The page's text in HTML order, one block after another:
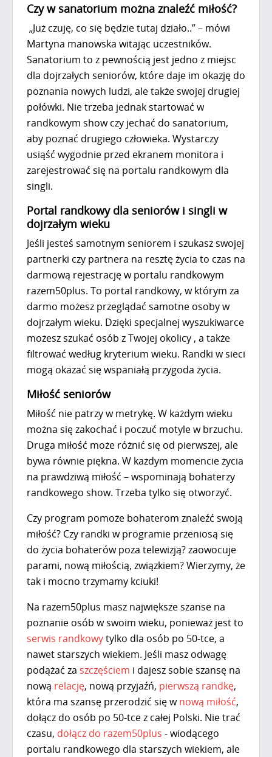
Czy w sanatorium można znaleźć miłość?
„Już czuję, co się będzie tutaj działo..” – mówi
Martyna manowska witając uczestników.
Sanatorium to z pewnością jest jedno z miejsc
dla dojrzałych seniorów, które daje im okazję do
poznania nowych ludzi, ale także swojej drugiej
połówki. Nie trzeba jednak startować w
randkowym show czy jechać do sanatorium,
aby poznać drugiego człowieka. Wystarczy
usiąść wygodnie przed ekranem monitora i
zarejestrować się na portalu randkowym dla
singli.
Portal randkowy dla seniorów i singli w
dojrzałym wieku
Jeśli jesteś samotnym seniorem i szukasz swojej
partnerki czy partnera na resztę życia to czas na
darmową rejestrację w portalu randkowym
razem50plus. To portal randkowy, w którym za
darmo możesz przeglądać samotne osoby w
dojrzałym wieku. Dzięki specjalnej wyszukiwarce
możesz szukać osób z Twojej okolicy , a także
filtrować według kryterium wieku. Randki w sieci
mogą okazać się wspaniałą przygoda życia.
Miłość seniorów
Miłość nie patrzy w metrykę. W każdym wieku
można się zakochać i poczuć motyle w brzuchu.
Druga miłość może różnić się od pierwszej, ale
bywa równie piękna. W każdym momencie życia
na prawdziwą miłość – wspominają bohaterzy
randkowego show. Trzeba tylko się otworzyć.
Czy program pomoże bohaterom znaleźć swoją
miłość? Czy randki w programie przeniosą się
do życia bohaterów poza telewizją? zaowocuje
parami, nową miłością, związkiem? Wierzymy, że
tak i mocno trzymamy kciuki!
Na razem50plus masz największe szanse na
poznanie osób w swoim wieku, ponieważ jest to
serwis randkowytylko dla osób po 50-tce, a
nawet starszych wiekiem. Jeśli masz odwagę
podążać za szczęściem i dajesz sobie szansę na
nową relację, nową przyjaźń, pierwszą randkę,
która ma szansę przerodzić się wnową miłość,
dołącz do osób po 50-tce z całej Polski. Nie trać
czasu, dołącz do razem50plus - wiodącego
portalu randkowego dla starszych wiekiem, ale